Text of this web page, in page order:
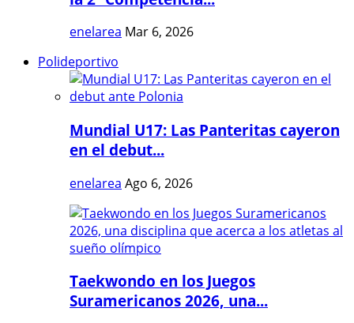
enelarea Mar 6, 2026
Polideportivo
Mundial U17: Las Panteritas cayeron
en el debut...
enelarea Ago 6, 2026
Taekwondo en los Juegos
Suramericanos 2026, una...